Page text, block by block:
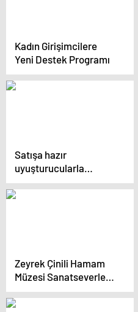
Kadın Girişimcilere
Yeni Destek Programı
Satışa hazır
uyuşturucularla
suçüstü yakaladılar
Zeyrek Çinili Hamam
Müzesi Sanatseverleri
Bekliyor